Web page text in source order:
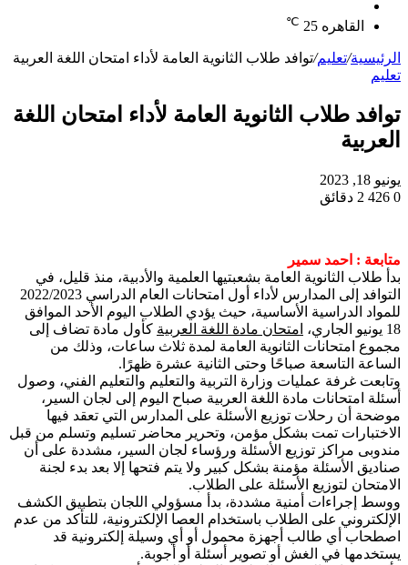
عشوائي
القاهره 25
℃
الرئيسية/تعليم/توافد طلاب الثانوية العامة لأداء امتحان اللغة العربية
تعليم
توافد طلاب الثانوية العامة لأداء امتحان اللغة
العربية
يونيو 18, 2023
0
2 دقائق
متابعة : احمد سمير
بدأ طلاب الثانوية العامة بشعبتيها العلمية والأدبية، منذ قليل، في
التوافد إلى المدارس لأداء أول امتحانات العام الدراسي 2022/2023
للمواد الدراسية الأساسية، حيث يؤدي الطلاب اليوم الأحد الموافق
18 يونيو الجاري،
امتحان مادة اللغة العربية كأول مادة تضاف إلى
مجموع امتحانات الثانوية العامة لمدة ثلاث ساعات، وذلك من
الساعة التاسعة صباحًا وحتى الثانية عشرة ظهرًا.
وتابعت غرفة عمليات وزارة التربية والتعليم والتعليم الفني، وصول
أسئلة امتحانات مادة اللغة العربية صباح اليوم إلى لجان السير،
موضحة أن رحلات توزيع الأسئلة على المدارس التي تعقد فيها
الاختبارات تمت بشكل مؤمن، وتحرير محاضر تسليم وتسلم من قبل
مندوبى مراكز توزيع الأسئلة ورؤساء لجان السير، مشددة على أن
صناديق الأسئلة مؤمنة بشكل كبير ولا يتم فتحها إلا بعد بدء لجنة
الامتحان لتوزيع الأسئلة على الطلاب.
ووسط إجراءات أمنية مشددة، بدأ مسؤولي اللجان بتطبيق الكشف
الإلكتروني على الطلاب باستخدام العصا الإلكترونية، للتأكد من عدم
اصطحاب أي طالب أجهزة محمول أو أي وسيلة إلكترونية قد
يستخدمها في الغش أو تصوير أسئلة أو أجوبة.